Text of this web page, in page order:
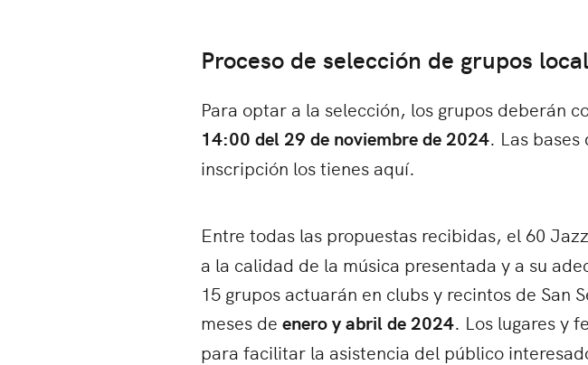
Proceso de selección de grupos
Para optar a la selección, los grupos deberán
14:00 del 29 de noviembre de 2024. Las
inscripción los tienes aquí.
Entre todas las propuestas recibidas, el 60
a la calidad de la música presentada y a su
15 grupos actuarán en clubs y recintos de San
meses de enero y abril de 2024. Los lugares y
para facilitar la asistencia del público